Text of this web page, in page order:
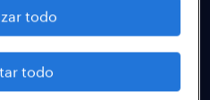
todo
todo